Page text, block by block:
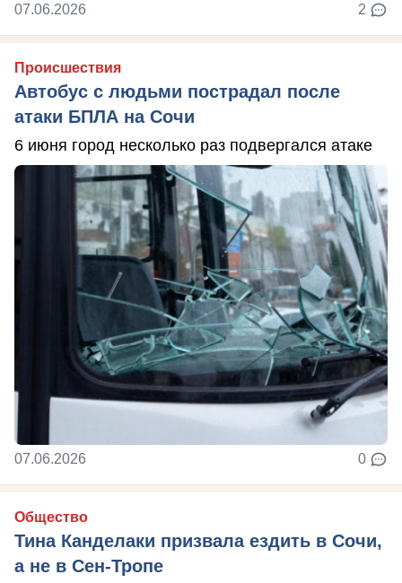
07.06.2026 2
Происшествия
Автобус с людьми пострадал после
атаки БПЛА на Сочи
6 июня город несколько раз подвергался атаке
07.06.2026 0
Общество
Тина Канделаки призвала ездить в Сочи,
а не в Сен-Тропе